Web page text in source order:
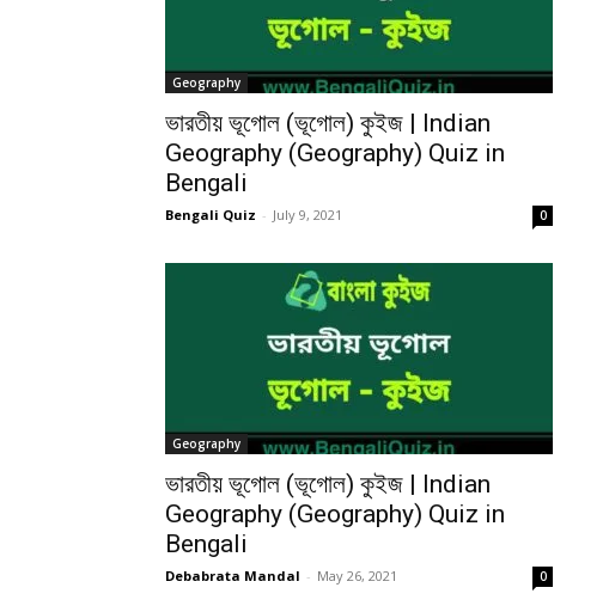
Geography
ভারতীয় ভূগোল (ভূগোল) কুইজ | Indian
Geography (Geography) Quiz in
Bengali
Bengali Quiz - July 9, 2021 0
Geography
ভারতীয় ভূগোল (ভূগোল) কুইজ | Indian
Geography (Geography) Quiz in
Bengali
Debabrata Mandal - May 26, 2021 0